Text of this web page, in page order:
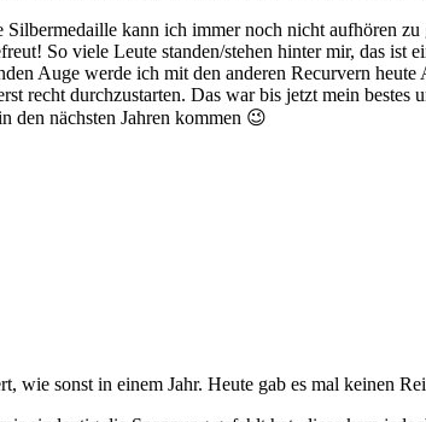
kann ich immer noch nicht aufhören
So viele Leute standen/stehen hinter mir, das
Auge werde ich mit den anderen Recurvern
recht durchzustarten. Das war bis jetzt mein
den nächsten Jahren kommen 😉
sonst in einem Jahr. Heute gab es mal keinen